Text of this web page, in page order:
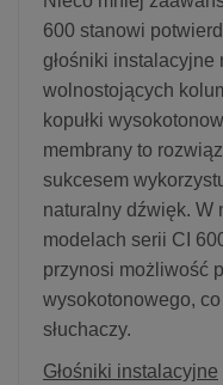
600 stanowi
głośniki
wolnostojących
kopułki
membrany to
sukcesem
naturalny dźwięk. W
modelach serii CI
przynosi możliwość
wysokotonowego,
słuchaczy.
Głośniki instalacyjne